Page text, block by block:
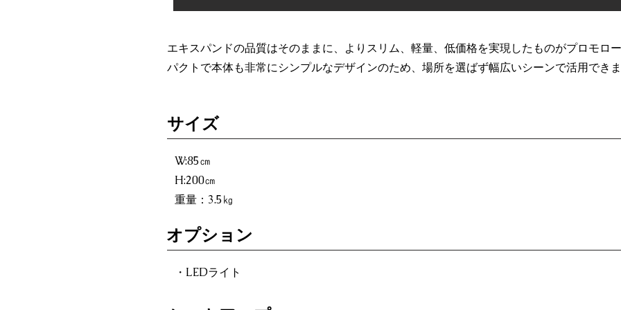
エキスパンドの品質はそのままに、よりスリム、軽量、低価格を実現したものがプロモロ
パクトで本体も非常にシンプルなデザインのため、場所を選ばず幅広いシーンで活用できま
​サイズ
W:85㎝
H:200㎝
重量：3.5㎏
オプション
・LEDライト